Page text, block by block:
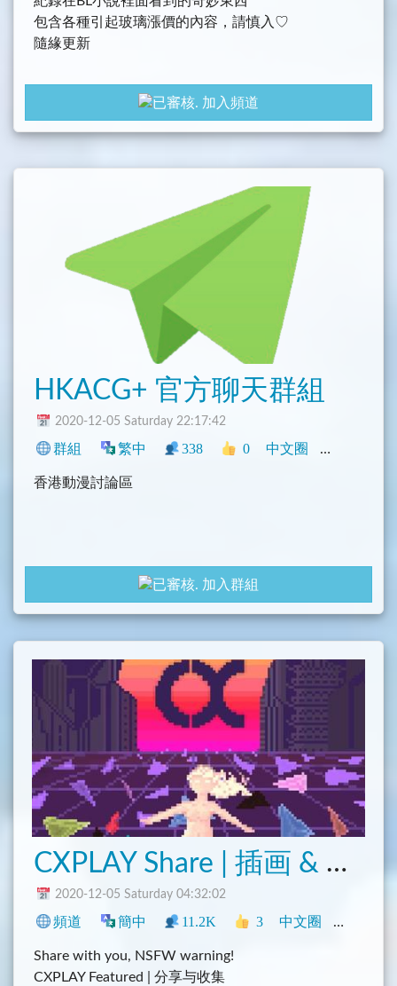
包含各種引起玻璃漲價的內容，請慎入♡
隨緣更新
加入頻道
HKACG+ 官方聊天群組
2020-12-05 Saturday 22:17:42
群組 繁中 338 0 中文圈 香港
香港動漫討論區
加入群組
CXPLAY Share | 插画 & 摄影
2020-12-05 Saturday 04:32:02
頻道 簡中 11.2K 3 中文圈 動漫
Share with you, NSFW warning!
CXPLAY Featured | 分享与收集